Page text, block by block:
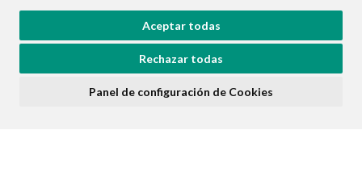
funcionamiento de la web y sus servicios.
Si acepta pulsando el botón“Aceptar todas”
consideramos que acepta su uso. Si pulsa el botón
ninguna acción, se guardarán las cookies técnicas
Aceptar todas
Rechazar todas
Panel de configuración de Cookies